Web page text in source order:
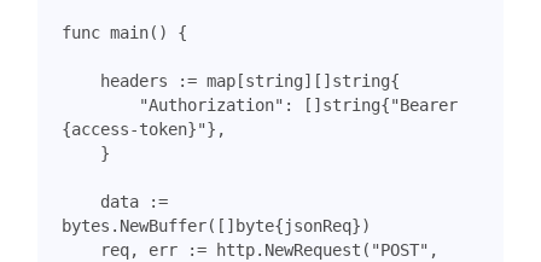
func main() {
headers := map[string][]string{
"Authorization" : []string{"Bearer
{access-token}"},
}
data
:=
bytes . NewBuffer([]byte{jsonReq})
req, err := http. NewRequest ( "POST" ,